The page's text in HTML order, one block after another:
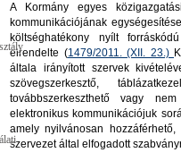
A Kormány egyes
kommunikációjának
költséghatékony nyílt
elrendelte (1479/2011. (XII. 23.)
általa irányított szervek
szövegszerkesztő,
továbbszerkeszthető vagy
elektronikus kommunikációjuk
amely nyilvánosan
szervezet által elfogadott